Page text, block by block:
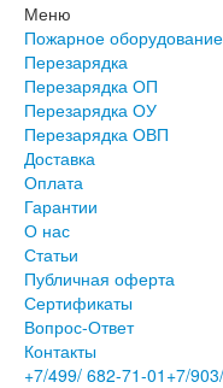
Меню
Пожарное оборудование
Перезарядка
Перезарядка ОП
Перезарядка ОУ
Перезарядка ОВП
Доставка
Оплата
Гарантии
О нас
Статьи
Публичная оферта
Сертификаты
Вопрос-Ответ
Контакты
+7/499/ 682-71-01 +7/903/